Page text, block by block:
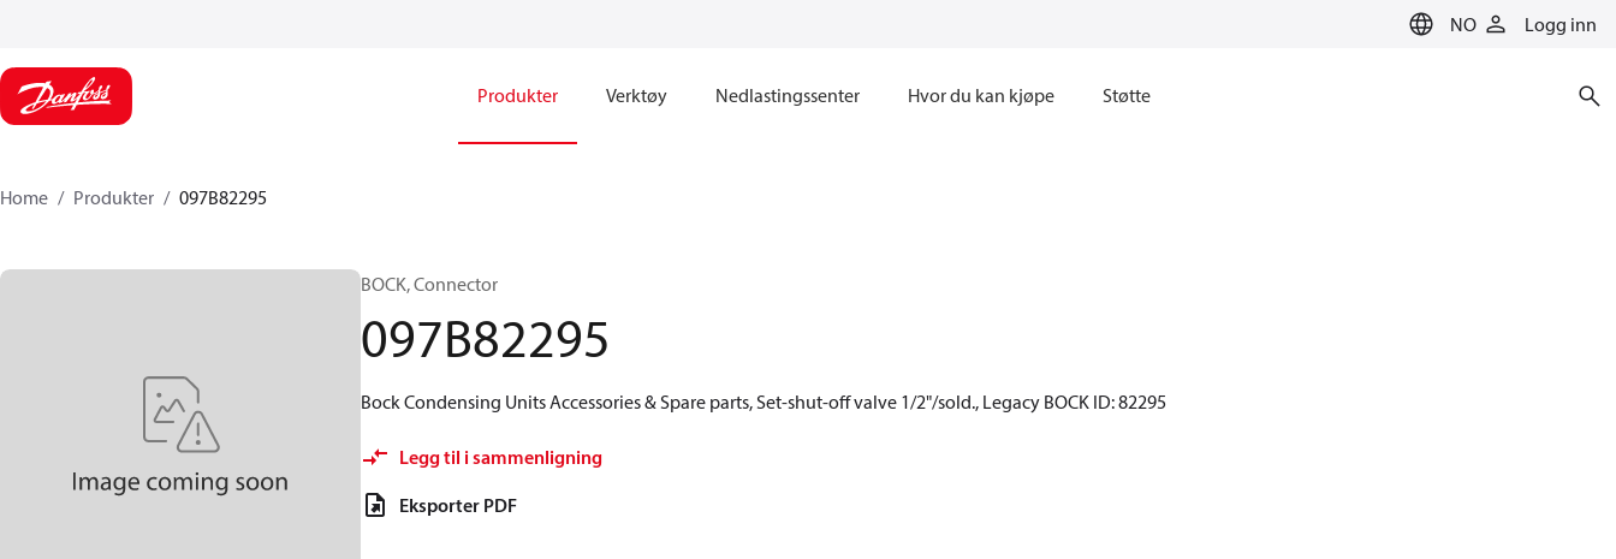
NO Logg inn
Produkter Verktøy Nedlastingssenter Hvor du kan kjøpe Støtte
Home Produkter 097B82295
BOCK, Connector
097B82295
Bock Condensing Units Accessories & Spare parts, Set-shut-off valve 1/2"/sold., Legacy BOCK ID: 82295
Legg til i sammenligning
Eksporter PDF